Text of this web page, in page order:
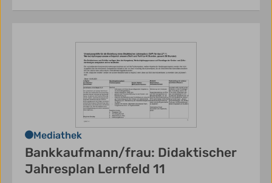
Mediathek
Bankkaufmann/frau: Didaktischer
Jahresplan Lernfeld 11